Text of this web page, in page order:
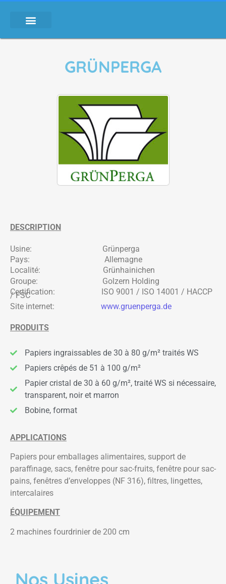
GRÜNPERGA
DESCRIPTION
Usine: Grünperga
Pays: Allemagne
Localité: Grünhainichen
Groupe: Golzern Holding
Certification: ISO 9001 / ISO 14001 / HACCP
/ FSC
Site internet:
www.gruenperga.de
PRODUITS
Papiers ingraissables de 30 à 80 g/m² traités WS
Papiers crêpés de 51 à 100 g/m²
Papier cristal de 30 à 60 g/m², traité WS si nécessaire,
transparent, noir et marron
Bobine, format
APPLICATIONS
Papiers pour emballages alimentaires, support de
paraffinage, sacs, fenêtre pour sac-fruits, fenêtre pour sac-
pains, fenêtres d’enveloppes (NF 316), filtres, lingettes,
intercalaires
ÉQUIPEMENT
2 machines fourdrinier de 200 cm
Nos Usines